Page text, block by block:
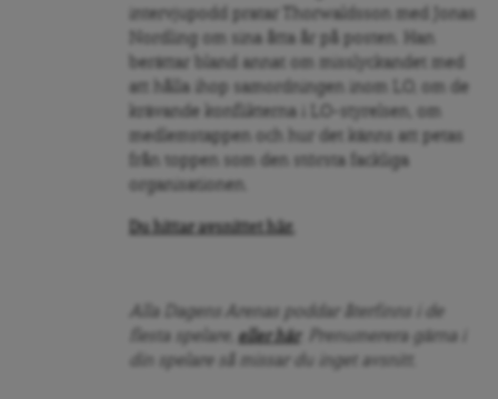
intervjupodd pratar Thorwaldsson med Jonas
Nordling om sina åtta år på posten. Han
berättar bland annat om misslyckandet med
att hålla ihop samordningen inom LO, om de
krävande konflikterna i LO-styrelsen, om
medlemstappen och hur det känns att petas
från toppen som den största fackliga
organisationen.
Du hittar avsnitte t här
Alla Dagens Arenas poddar återfinns i de
flesta spelare, eller här . Prenumerera gärna i
din spelare så missar du inget avsnitt.